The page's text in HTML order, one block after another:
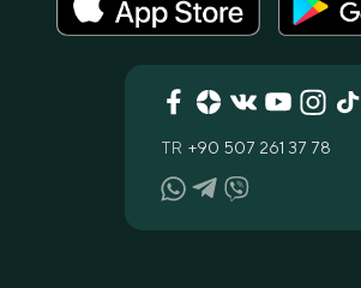
TR +90 507 261 37 78